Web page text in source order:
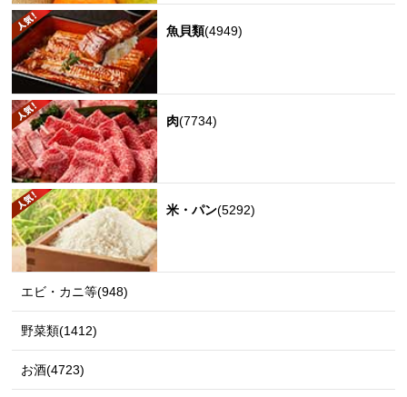
魚貝類(4949)
肉(7734)
米・パン(5292)
エビ・カニ等(948)
野菜類(1412)
お酒(4723)